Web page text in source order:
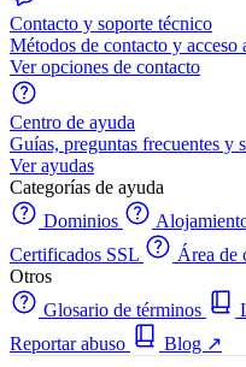
Contacto y soporte técnico
Métodos de contacto y acceso
Ver opciones de contacto
Centro de ayuda
Guías, preguntas frecuentes y
Ver ayudas
Categorías de ayuda
Dominios
Certificados SSL
Área de
Otros
Glosario de términos
Reportar abuso
Blog ↗